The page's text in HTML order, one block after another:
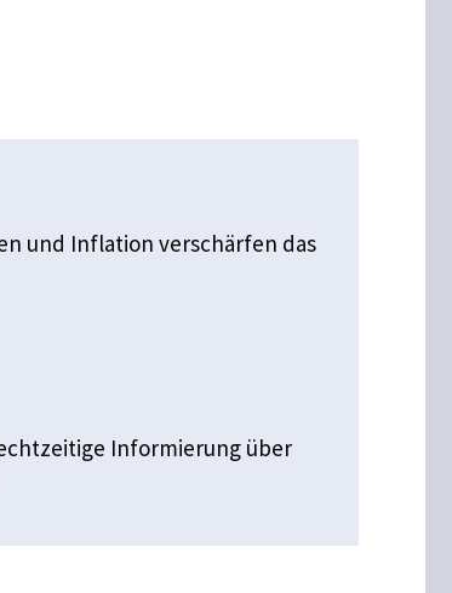
und Inflation verschärfen das
Informierung über